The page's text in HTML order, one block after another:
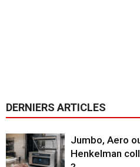
DERNIERS ARTICLES
Jumbo, Aero
Henkelman